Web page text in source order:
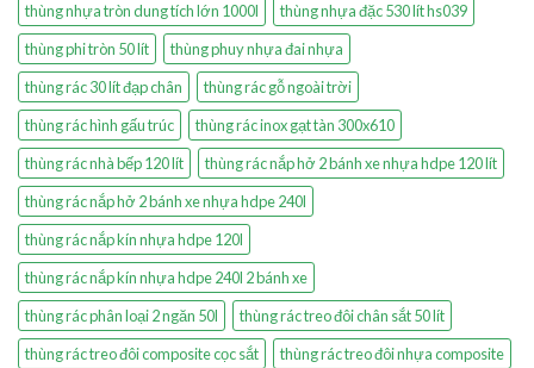
thùng nhựa tròn dung tích lớn 1000l
thùng nhựa đặc 530 lít hs039
thùng phi tròn 50 lít
thùng phuy nhựa đai nhựa
thùng rác 30 lít đạp chân
thùng rác gỗ ngoài trời
thùng rác hình gấu trúc
thùng rác inox gạt tàn 300x610
thùng rác nhà bếp 120 lít
thùng rác nắp hở 2 bánh xe nhựa hdpe 120 lít
thùng rác nắp hở 2 bánh xe nhựa hdpe 240l
thùng rác nắp kín nhựa hdpe 120l
thùng rác nắp kín nhựa hdpe 240l 2 bánh xe
thùng rác phân loại 2 ngăn 50l
thùng rác treo đôi chân sắt 50 lít
thùng rác treo đôi composite cọc sắt
thùng rác treo đôi nhựa composite